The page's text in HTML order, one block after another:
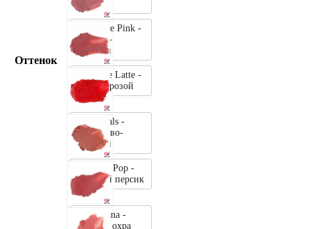
Оттенок
дымка
225 Nude Pink -
Нюдово-
розовый
227 Rose Latte -
Латте с розой
228 Corals -
Кораллово-
красный
229 Pale Pop -
Розовый персик
231 Sienna -
Красная охра